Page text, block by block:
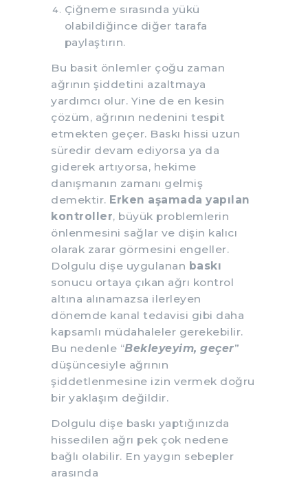
Çiğneme sırasında yükü
olabildiğince diğer tarafa
paylaştırın.
Bu basit önlemler çoğu zaman
ağrının şiddetini azaltmaya
yardımcı olur. Yine de en kesin
çözüm, ağrının nedenini tespit
etmekten geçer. Baskı hissi uzun
süredir devam ediyorsa ya da
giderek artıyorsa, hekime
danışmanın zamanı gelmiş
demektir. Erken aşamada yapılan
kontroller, büyük problemlerin
önlenmesini sağlar ve dişin kalıcı
olarak zarar görmesini engeller.
Dolgulu dişe uygulanan baskı
sonucu ortaya çıkan ağrı kontrol
altına alınamazsa ilerleyen
dönemde kanal tedavisi gibi daha
kapsamlı müdahaleler gerekebilir.
Bu nedenle “Bekleyeyim, geçer”
düşüncesiyle ağrının
şiddetlenmesine izin vermek doğru
bir yaklaşım değildir.
Dolgulu dişe baskı yaptığınızda
hissedilen ağrı pek çok nedene
bağlı olabilir. En yaygın sebepler
arasında